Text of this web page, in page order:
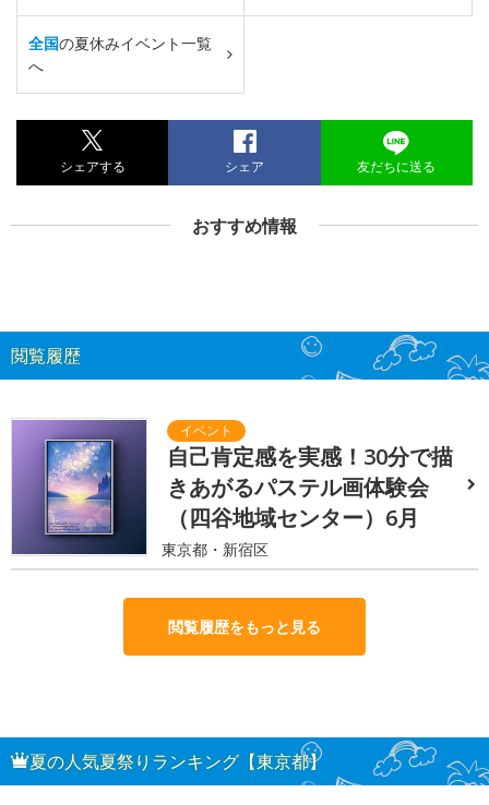
全国の夏休みイベント一覧
へ
シェアする シェア 友だちに送る
おすすめ情報
閲覧履歴
自己肯定感を実感！30分で描
きあがるパステル画体験会
（四谷地域センター）6月
東京都・新宿区
閲覧履歴をもっと見る
夏の人気夏祭りランキング【東京都】